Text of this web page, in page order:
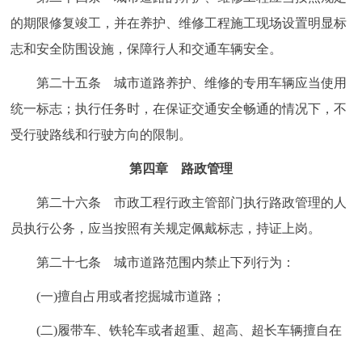
的期限修复竣工，并在养护、维修工程施工现场设置明显标
志和安全防围设施，保障行人和交通车辆安全。
第二十五条 城市道路养护、维修的专用车辆应当使用
统一标志；执行任务时，在保证交通安全畅通的情况下，不
受行驶路线和行驶方向的限制。
第四章 路政管理
第二十六条 市政工程行政主管部门执行路政管理的人
员执行公务，应当按照有关规定佩戴标志，持证上岗。
第二十七条 城市道路范围内禁止下列行为：
(一)擅自占用或者挖掘城市道路；
(二)履带车、铁轮车或者超重、超高、超长车辆擅自在